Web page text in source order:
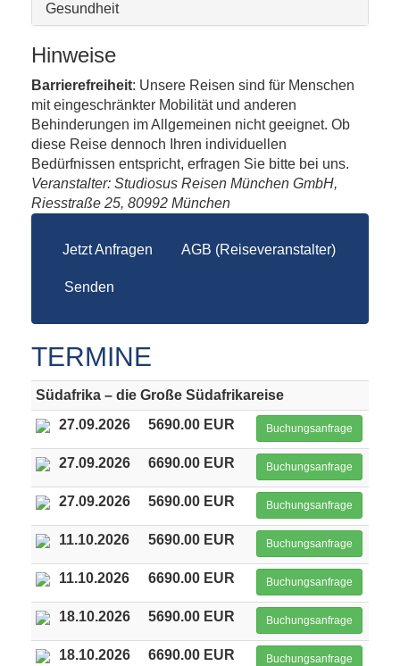
Gesundheit
Hinweise
Barrierefreiheit: Unsere Reisen sind für Menschen
mit eingeschränkter Mobilität und anderen
Behinderungen im Allgemeinen nicht geeignet. Ob
diese Reise dennoch Ihren individuellen
Bedürfnissen entspricht, erfragen Sie bitte bei uns.
Veranstalter: Studiosus Reisen München GmbH,
Riesstraße 25, 80992 München
Jetzt Anfragen AGB (Reiseveranstalter)
Senden
TERMINE
Südafrika – die Große Südafrikareise
27.09.2026
5690.00 EUR Buchungsanfrage
27.09.2026 6690.00 EUR Buchungsanfrage
27.09.2026 5690.00 EUR Buchungsanfrage
11.10.2026 5690.00 EUR Buchungsanfrage
11.10.2026 6690.00 EUR Buchungsanfrage
18.10.2026 5690.00 EUR Buchungsanfrage
18.10.2026 6690.00 EUR Buchungsanfrage